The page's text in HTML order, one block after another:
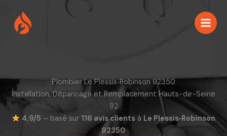
contenu
Plombier Le Plessis‑Robinson 92350
Installation, Dépannage et Remplacement Hauts-de-Seine
92
4,9/5 – basé sur 116 avis clients à Le Plessis‑Robinson
92350